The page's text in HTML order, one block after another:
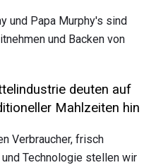
und Papa Murphy's sind
und Backen von
deuten auf
Mahlzeiten hin
Verbraucher, frisch
Technologie stellen wir